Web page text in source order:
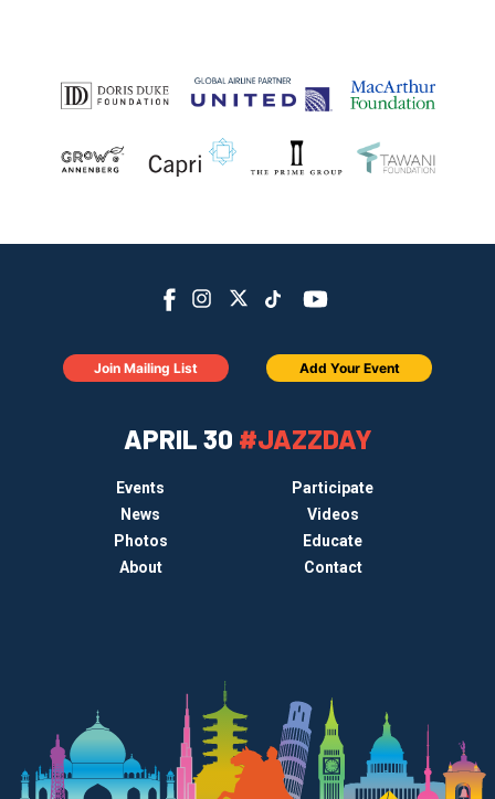
APRIL 30 #JAZZDAY
Events
Participate
News
Videos
Photos
Educate
About
Contact
Join Mailing List Add Your Event